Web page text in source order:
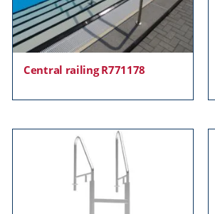
Central railing R771178